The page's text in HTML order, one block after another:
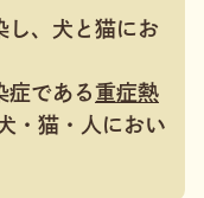
し、犬と猫にお
症である重症熱
・猫・人におい